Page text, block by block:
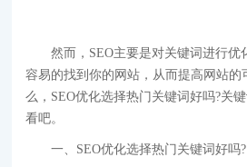
然而，SEO主要是对关键词进行优
容易的找到你的网站，从而提高网站的
么，SEO优化选择热门关键词好吗?关
看吧。
一、SEO优化选择热门关键词好吗?